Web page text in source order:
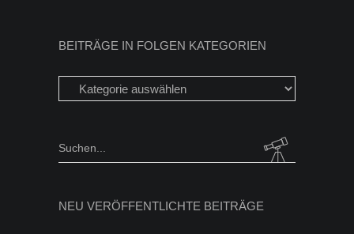
BEITRÄGE IN FOLGEN KATEGORIEN
Beiträge
in
Kategorien
Search
NEU VERÖFFENTLICHTE BEITRÄGE